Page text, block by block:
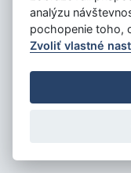
analýzu
pochopenie toho,
Zvoliť vlastné